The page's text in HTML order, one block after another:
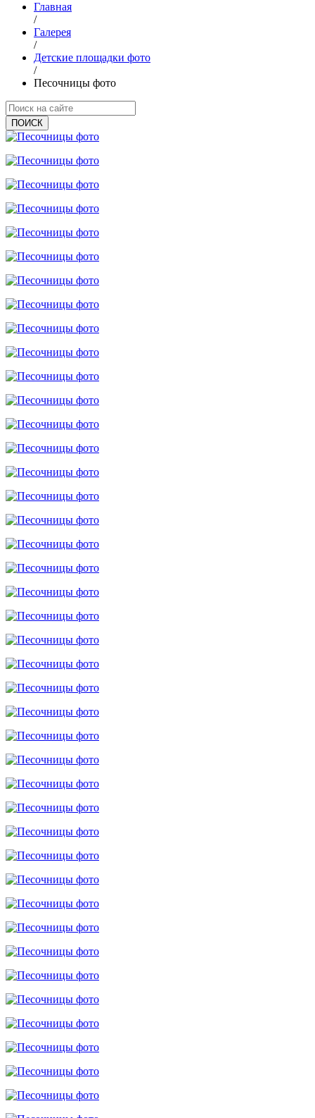
Главная
/
Галерея
/
Детские площадки фото
/
Песочницы фото
ПОИCК